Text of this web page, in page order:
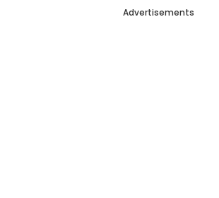
Advertisements